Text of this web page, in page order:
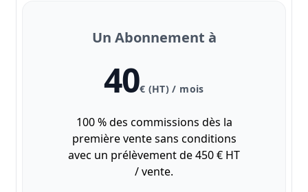
Un Abonnement à
40€ (HT) / mois
100 % des commissions dès la
première vente sans conditions
avec un prélèvement de 450 € HT
/ vente.